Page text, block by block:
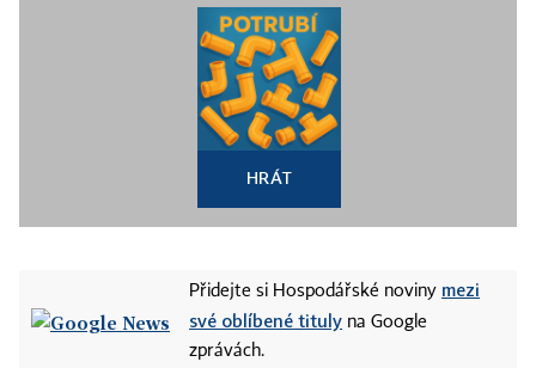
HRÁT
Přidejte si Hospodářské noviny mezi
své oblíbené tituly na Google
zprávách.